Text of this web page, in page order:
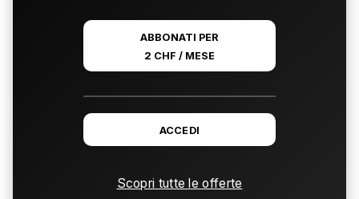
ABBONATI PER
2 CHF / MESE
ACCEDI
Scopri tutte le offerte